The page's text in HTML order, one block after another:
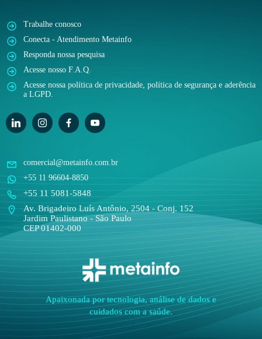
Apaixonada por tecnologia, análise de dados e
cuidados com a saúde.
comercial@metainfo.com.br
+55 11 96604-8850
+55 11 5081-5848
Av. Brigadeiro Luís Antônio, 2504 - Conj. 152
Jardim Paulistano - São Paulo
CEP 01402-000
Trabalhe conosco
Conecta - Atendimento Metainfo
Responda nossa pesquisa
Acesse nosso F.A.Q.
Acesse nossa política de privacidade, política de segurança e aderência
a LGPD.